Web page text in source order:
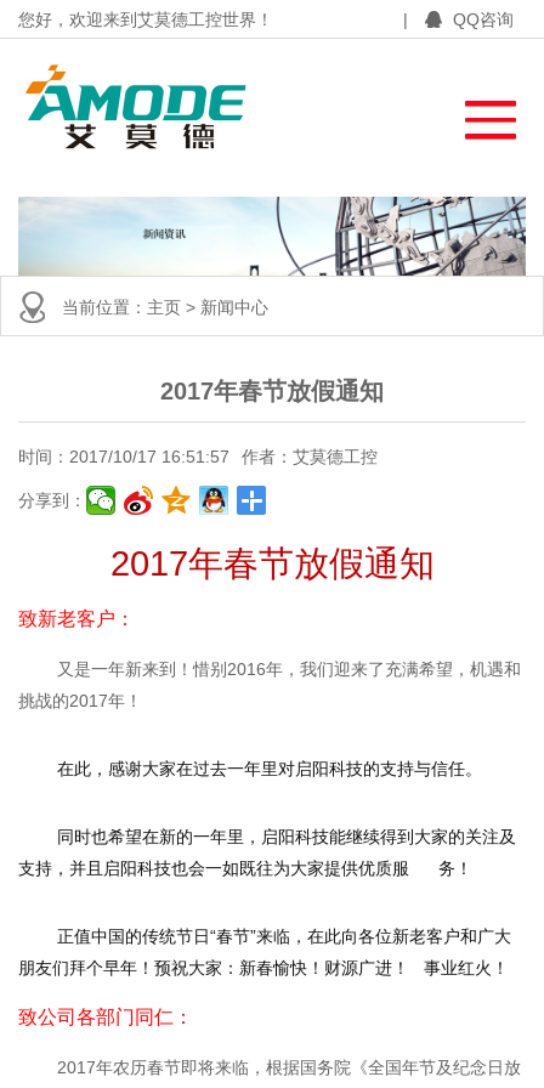
您好，欢迎来到艾莫德工控世界！ | QQ咨询
当前位置： 主页 > 新闻中心
2017年春节放假通知
时间：2017/10/17 16:51:57 作者：艾莫德工控
分享到：
2017年春节放假通知
致新老客户 ：
又是一年新来到！惜别2016年，我们迎来了充满希望，机遇和
挑战的2017年！
在此，感谢大家在过去一年里对启阳科技的支持与信任。
同时也希望在新的一年里，启阳科技能继续得到大家的关注及
支持，并且启阳科技也会一如既往为大家提供优质服 务！
正值中国的传统节日“春节”来临，在此向各位新老客户和广大
朋友们拜个早年！预祝大家：新春愉快！财源广进！ 事业红火！
致公司各部门同仁：
2017年农历春节即将来临，根据国务院《全国年节及纪念日放